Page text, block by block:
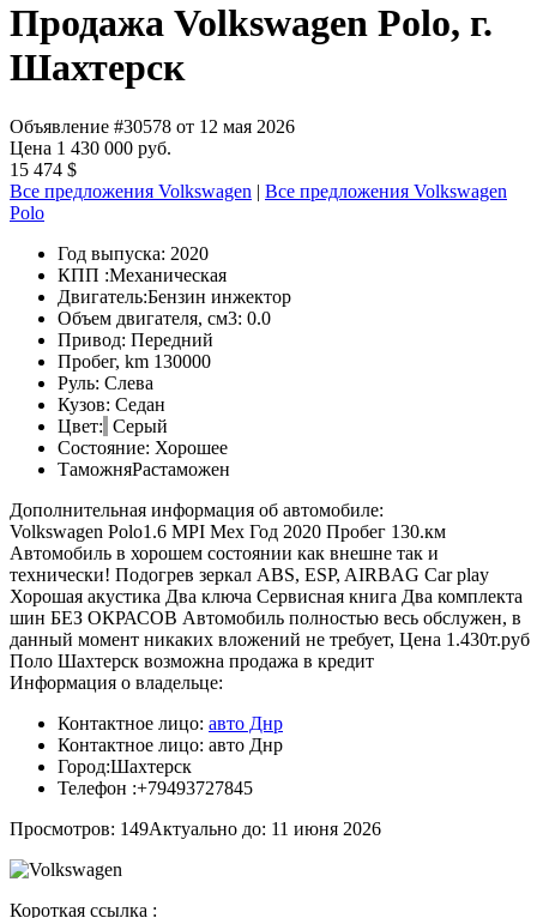
Продажа Volkswagen Polo, г.
Шахтерск
Объявление #30578 от 12 мая 2026
Цена 1 430 000 руб.
15 474 $
Все предложения Volkswagen | Все предложения Volkswagen
Polo
Год выпуска: 2020
КПП :Механическая
Двигатель:Бензин инжектор
Объем двигателя, см3: 0.0
Привод: Передний
Пробег, km 130000
Руль: Слева
Кузов: Седан
Цвет: Серый
Состояние: Хорошее
ТаможняРастаможен
Дополнительная информация об автомобиле:
Volkswagen Polo1.6 MPI Мех Год 2020 Пробег 130.км
Автомобиль в хорошем состоянии как внешне так и
технически! Подогрев зеркал ABS, ESP, AIRBAG Car play
Хорошая акустика Два ключа Сервисная книга Два комплекта
шин БЕЗ ОКРАСОВ Автомобиль полностью весь обслужен, в
данный момент никаких вложений не требует, Цена 1.430т.руб
Поло Шахтерск возможна продажа в кредит
Информация о владельце:
Контактное лицо: авто Днр
Контактное лицо: авто Днр
Город:Шахтерск
Телефон :+79493727845
Просмотров: 149Актуально до: 11 июня 2026
Короткая ссылка :